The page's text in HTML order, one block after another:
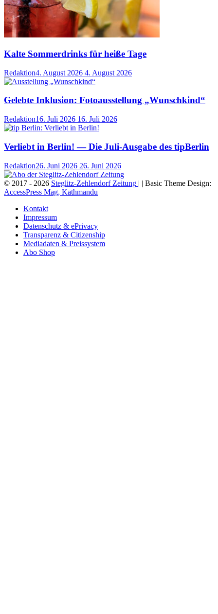
Kalte Sommerdrinks für heiße Tage
Redaktion4. August 2026 4. August 2026
Gelebte Inklusion: Fotoausstellung „Wunschkind“
Redaktion16. Juli 2026 16. Juli 2026
Verliebt in Berlin! — Die Juli-Ausgabe des tipBerlin
Redaktion26. Juni 2026 26. Juni 2026
© 2017 - 2026 Steglitz-Zehlendorf Zeitung | | Basic Theme Design:
AccessPress Mag, Kathmandu
Kontakt
Impressum
Datenschutz & ePrivacy
Transparenz & Citizenship
Mediadaten & Preissystem
Abo Shop